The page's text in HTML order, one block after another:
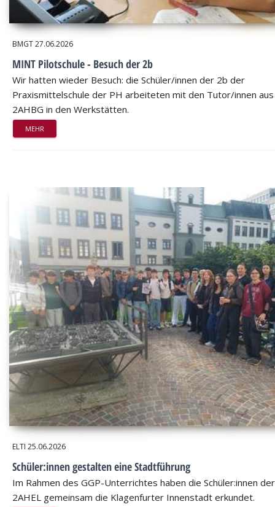
BMGT27.06.2026
MINT Pilotschule - Besuch der 2b
Wir hatten wieder Besuch: die Schüler/innen der 2b der
Praxismittelschule der PH arbeiteten mit den Tutor/innen
2AHBG in den Werkstätten.
MEHR
ELTI 25.06.2026
Schüler:innen gestalten eine Stadtführung
Im Rahmen des GGP-Unterrichtes haben die Schüler:innen der
2AHEL gemeinsam die Klagenfurter Innenstadt erkundet.